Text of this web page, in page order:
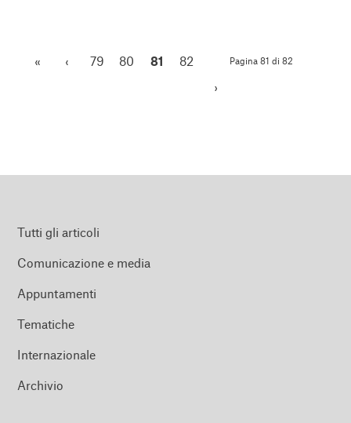
Pagina 81 di 82
« ‹ 79 80 81
82
›
Tutti gli articoli
Comunicazione e media
Appuntamenti
Tematiche
Internazionale
Archivio